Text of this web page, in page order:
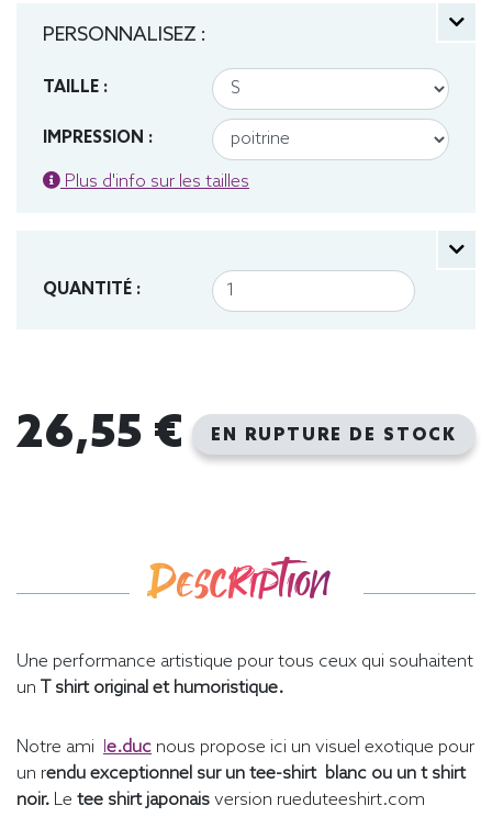
PERSONNALISEZ :
TAILLE :
IMPRESSION :
Plus d'info sur les tailles
QUANTITÉ :
26,55 € EN RUPTURE DE STOCK
Description
Une performance artistique pour tous ceux qui souhaitent
un T shirt original et humoristique.
Notre ami e.duc nous propose ici un visuel exotique pour
un rendu exceptionnel sur un tee-shirt blanc ou un t shirt
noir. Le tee shirt japonais version rueduteeshirt.com